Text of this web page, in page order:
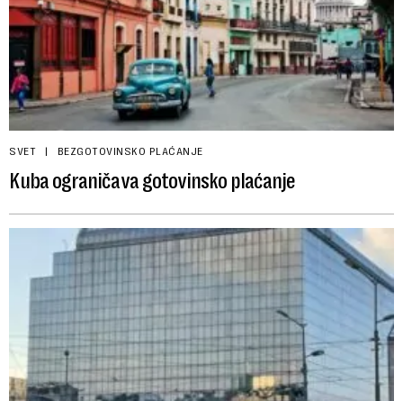
SVET BEZGOTOVINSKO PLAĆANJE
Kuba ograničava gotovinsko plaćanje